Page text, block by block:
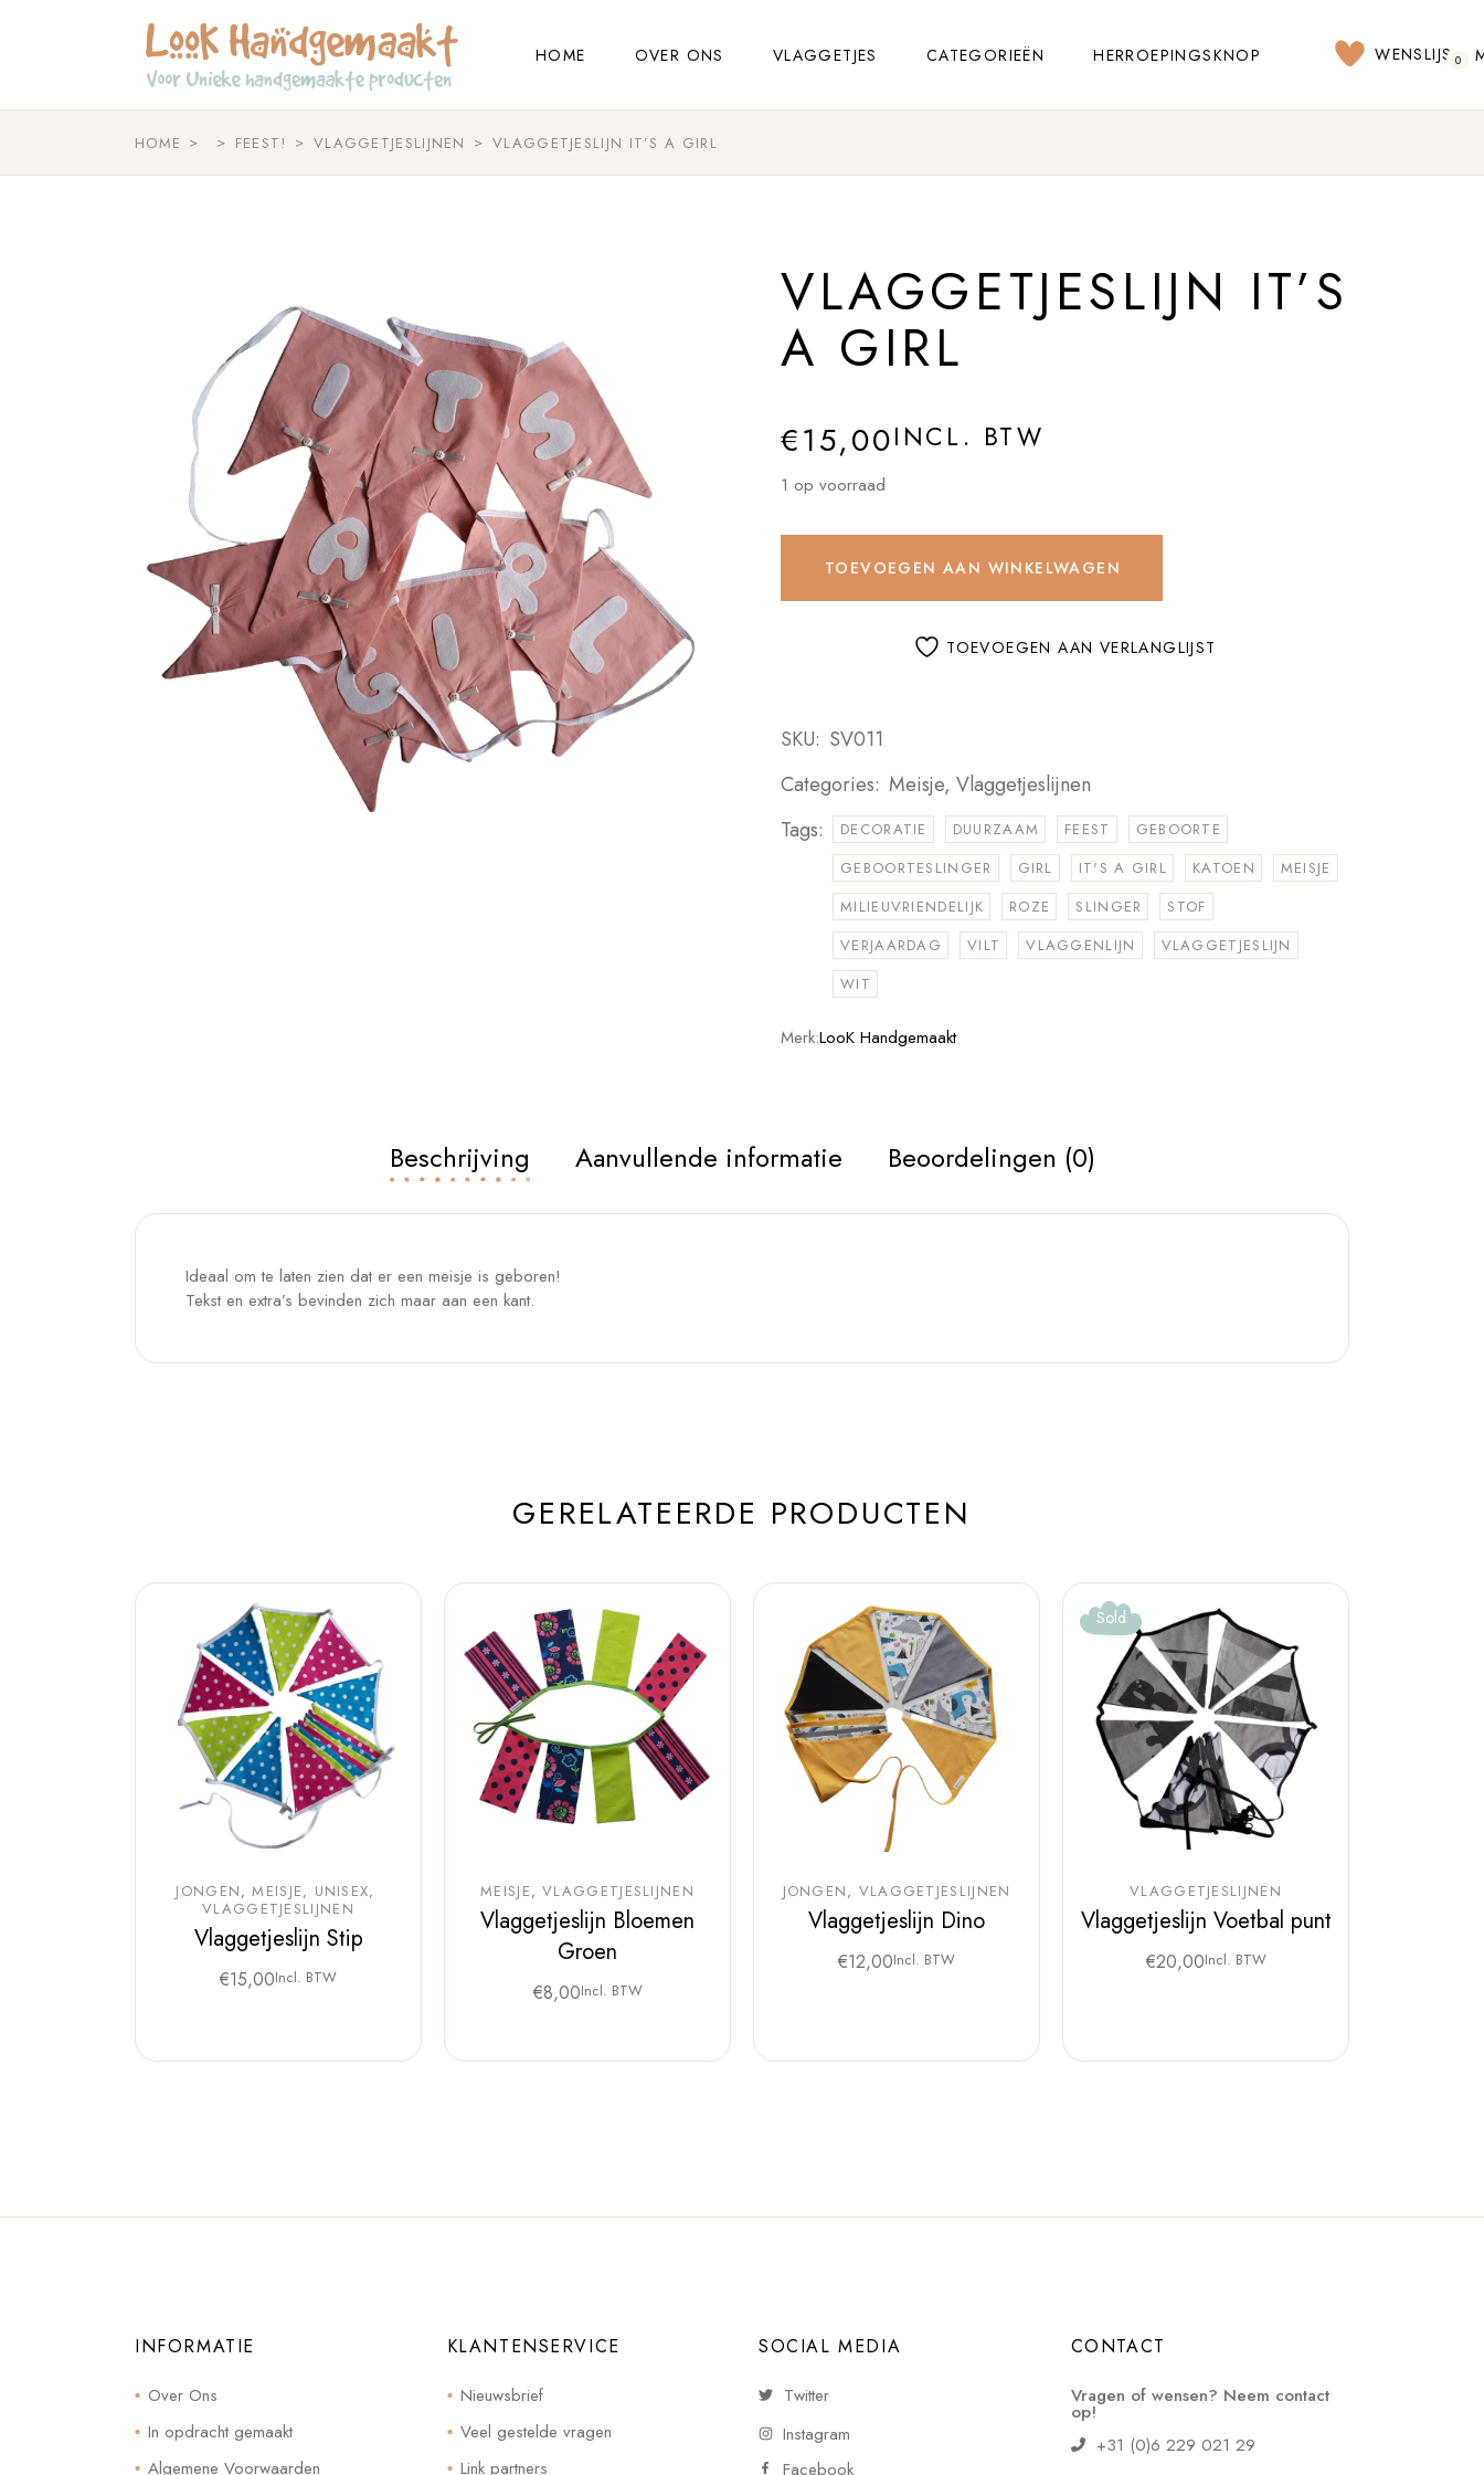
HOME OVER ONS VLAGGETJES CATEGORIEËN HERROEPINGSKNOP WENSLIJST
0
HOME FEEST! VLAGGETJESLIJNEN VLAGGETJESLIJN IT’S A GIRL
VLAGGETJESLIJN IT’S
A GIRL
€15,00INCL. BTW
1 op voorraad
TOEVOEGEN AAN WINKELWAGEN
TOEVOEGEN AAN VERLANGLIJST
SKU: SV011
Categories: Meisje, Vlaggetjeslijnen
Tags:
DECORATIE DUURZAAM FEEST
GEBOORTE
GEBOORTESLINGER
GIRL IT'S A GIRL KATOEN
MEISJE
MILIEUVRIENDELIJK
ROZE SLINGER
STOF
VERJAARDAG
VILT VLAGGENLIJN
VLAGGETJESLIJN
WIT
Merk:LooK Handgemaakt
Beschrijving Aanvullende informatie Beoordelingen (0)
Ideaal om te laten zien dat er een meisje is geboren!
Tekst en extra’s bevinden zich maar aan een kant.
GERELATEERDE PRODUCTEN
JONGEN MEISJE
UNISEX
VLAGGETJESLIJNEN
Vlaggetjeslijn Stip
€15,00Incl. BTW
MEISJE VLAGGETJESLIJNEN
Vlaggetjeslijn Bloemen
Groen
€8,00Incl. BTW
JONGEN VLAGGETJESLIJNEN
Vlaggetjeslijn Dino
€12,00Incl. BTW
Sold
VLAGGETJESLIJNEN
Vlaggetjeslijn Voetbal punt
€20,00Incl. BTW
INFORMATIE
Over Ons
In opdracht gemaakt
Algemene Voorwaarden
KLANTENSERVICE
Nieuwsbrief
Veel gestelde vragen
Link partners
SOCIAL MEDIA
Twitter
Instagram
Facebook
CONTACT
Vragen of wensen? Neem contact
op!
+31 (0)6 229 021 29